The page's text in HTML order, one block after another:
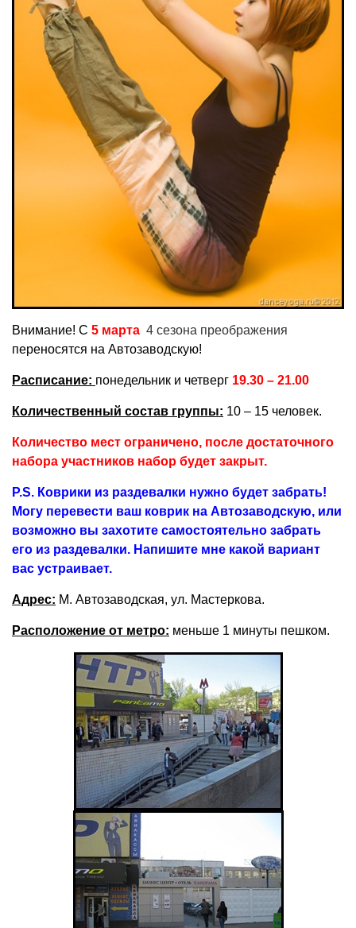
Внимание! С 5 марта 4 сезона преображения
переносятся на Автозаводскую!
Расписание: понедельник и четверг 19.30 – 21.00
Количественный состав группы: 10 – 15 человек.
Количество мест ограничено, после достаточного
набора участников набор будет закрыт.
P.S. Коврики из раздевалки нужно будет забрать!
Могу перевести ваш коврик на Автозаводскую, или
возможно вы захотите самостоятельно забрать
его из раздевалки. Напишите мне какой вариант
вас устраивает.
Адрес: М. Автозаводская, ул. Мастеркова.
Расположение от метро: меньше 1 минуты пешком.